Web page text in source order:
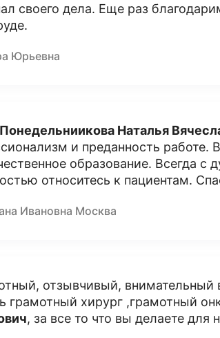
своего дела. Еще раз
Юрьевна
Понедельниикова Наталья
и преданность работе.
образование. Всегда с
относитесь к пациентам.
Ивановна Москва
отзывчивый, внимательный
грамотный хирург ,грамотный
, за все то что вы делаете